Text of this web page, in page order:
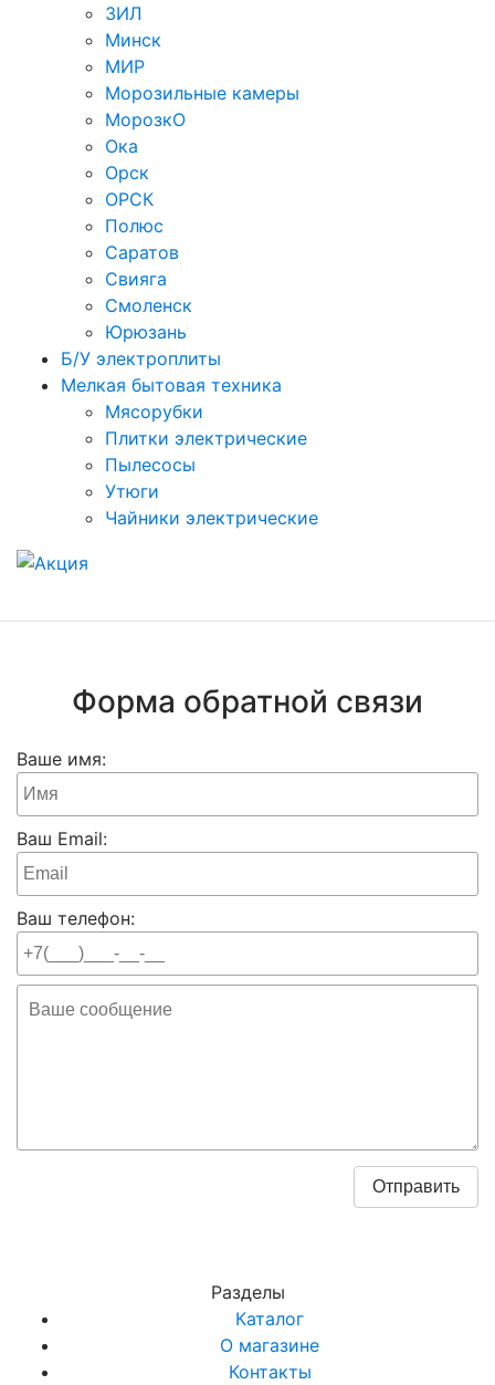
ЗИЛ
Минск
МИР
Морозильные камеры
МорозкО
Ока
Орск
ОРСК
Полюс
Саратов
Свияга
Смоленск
Юрюзань
Б/У электроплиты
Мелкая бытовая техника
Мясорубки
Плитки электрические
Пылесосы
Утюги
Чайники электрические
Форма обратной связи
Ваше имя:
Ваш Email:
Ваш телефон:
Разделы
Каталог
О магазине
Контакты